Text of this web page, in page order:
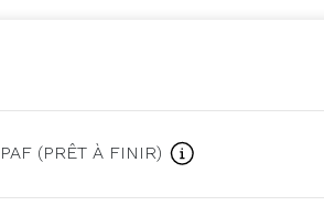
PAF (PRÊT À FINIR)